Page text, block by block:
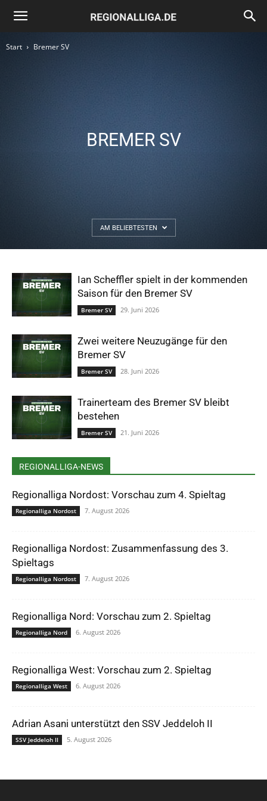
Regionalliga.de
Start Bremer SV
BREMER SV
AM BELIEBTESTEN
Ian Scheffler spielt in der kommenden
Saison für den Bremer SV
Bremer SV 29. Juni 2026
Zwei weitere Neuzugänge für den
Bremer SV
Bremer SV 28. Juni 2026
Trainerteam des Bremer SV bleibt
bestehen
Bremer SV 21. Juni 2026
REGIONALLIGA-NEWS
Regionalliga Nordost: Vorschau zum 4. Spieltag
Regionalliga Nordost 7. August 2026
Regionalliga Nordost: Zusammenfassung des 3.
Spieltags
Regionalliga Nordost 7. August 2026
Regionalliga Nord: Vorschau zum 2. Spieltag
Regionalliga Nord 6. August 2026
Regionalliga West: Vorschau zum 2. Spieltag
Regionalliga West 6. August 2026
Adrian Asani unterstützt den SSV Jeddeloh II
SSV Jeddeloh II 5. August 2026